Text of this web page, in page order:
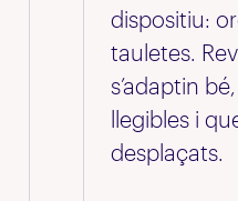
dispositiu:
tauletes.
s’adaptin
llegibles i
desplaçats.